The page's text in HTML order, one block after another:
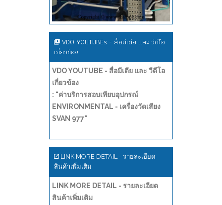
VDO YOUTUBEs - สื่อมีเดีย และ วีดีโอ
เกี่ยวข้อง
VDO YOUTUBE - สื่อมีเดีย และ วีดีโอ
เกี่ยวข้อง
: "ค่าบริการสอบเทียบอุปกรณ์
ENVIRONMENTAL - เครื่องวัดเสียง
SVAN 977"
LINK MORE DETAIL - รายละเอียด
สินค้าเพิ่มเติม
LINK MORE DETAIL - รายละเอียด
สินค้าเพิ่มเติม